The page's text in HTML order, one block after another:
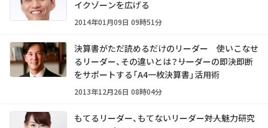
イクゾーンを広げる
2014年01月09日 09時51分
決算書がただ読めるだけのリーダー 使いこなせ
るリーダー、その違いとは？――リーダーの即決即断
をサポートする「A4一枚決算書」活用術
2013年12月26日 08時04分
もてるリーダー、もてないリーダー――対人魅力研究